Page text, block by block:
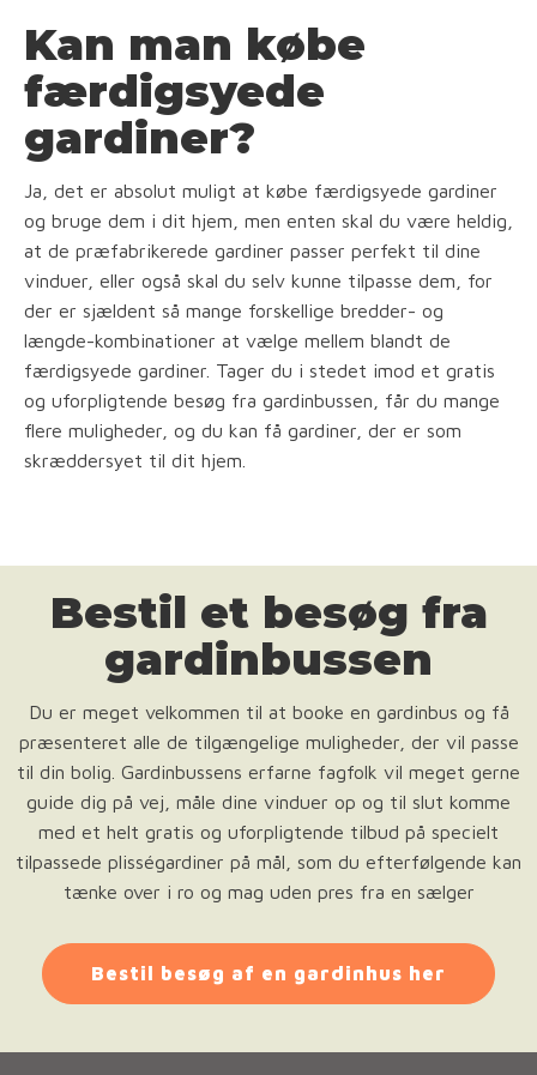
Kan man købe
færdigsyede
gardiner?
Ja, det er absolut muligt at købe færdigsyede gardiner
og bruge dem i dit hjem, men enten skal du være heldig,
at de præfabrikerede gardiner passer perfekt til dine
vinduer, eller også skal du selv kunne tilpasse dem, for
der er sjældent så mange forskellige bredder- og
længde-kombinationer at vælge mellem blandt de
færdigsyede gardiner. Tager du i stedet imod et gratis
og uforpligtende besøg fra gardinbussen, får du mange
flere muligheder, og du kan få gardiner, der er som
skræddersyet til dit hjem.
Bestil et besøg fra
gardinbussen
Du er meget velkommen til at booke en gardinbus og få
præsenteret alle de tilgængelige muligheder, der vil passe
til din bolig. Gardinbussens erfarne fagfolk vil meget gerne
guide dig på vej, måle dine vinduer op og til slut komme
med et helt gratis og uforpligtende tilbud på specielt
tilpassede plisségardiner på mål, som du efterfølgende kan
tænke over i ro og mag uden pres fra en sælger
Bestil besøg af en gardinhus her